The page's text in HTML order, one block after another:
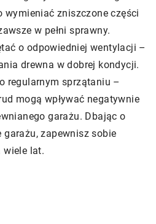
wymieniać zniszczone części
w pełni sprawny.
o odpowiedniej wentylacji –
drewna w dobrej kondycji.
regularnym sprzątaniu –
mogą wpływać negatywnie
garażu. Dbając o
zapewnisz sobie
wiele lat.